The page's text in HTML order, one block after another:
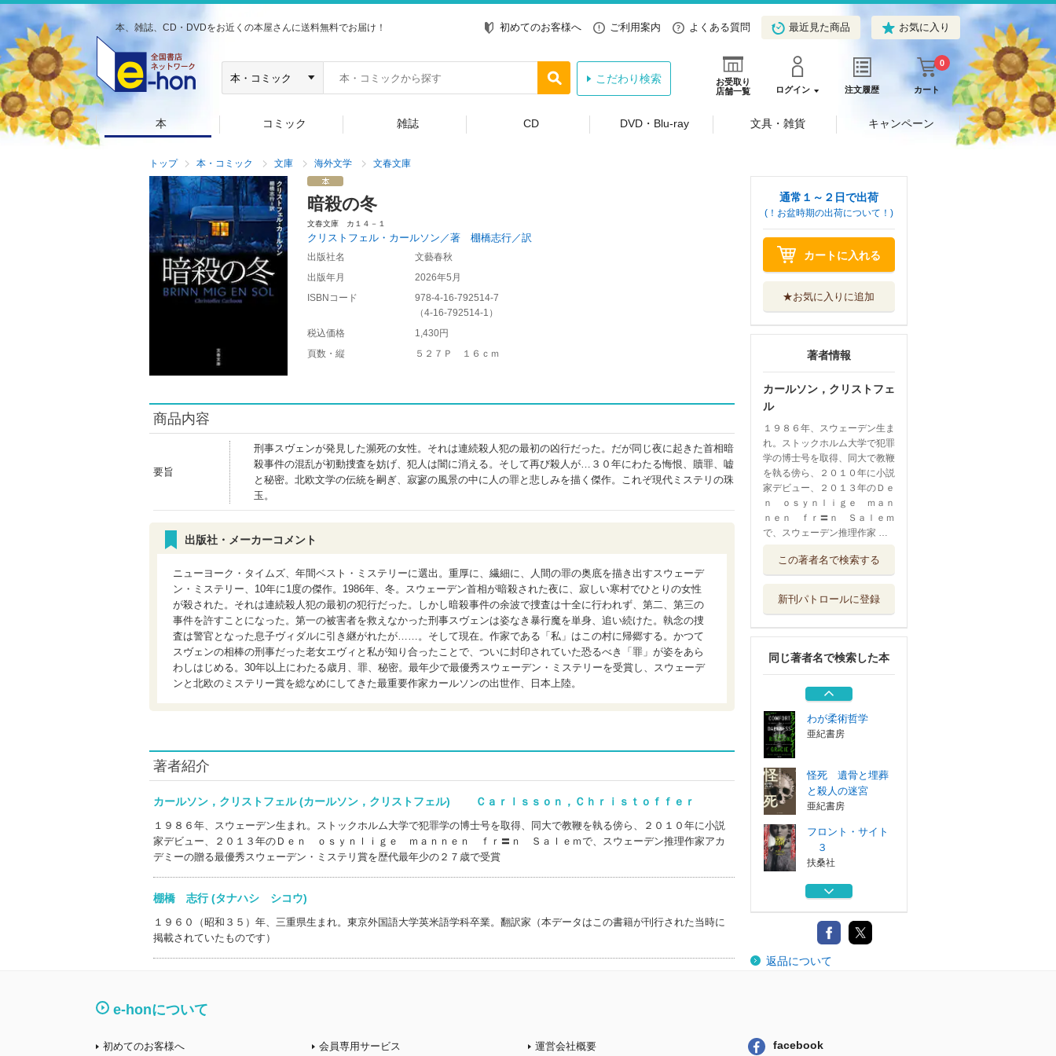
本、雑誌、CD・DVDをお近くの本屋さんに送料無料でお届け！ 初めてのお客様へ ご利用案内 よくある質問 最近見た商品 お気に入り
お受取り
店舗一覧
ログイン 注文履歴 カート
0
こだわり検索
本 コミック 雑誌 CD DVD・Blu-ray 文具・雑貨 キャンペーン
トップ 本・コミック 文庫 海外文学 文春文庫
暗殺の冬
文春文庫 カ１４－１
クリストフェル・カールソン／著 棚橋志行／訳
出版社名
文藝春秋
出版年月
2026年5月
ISBNコード
978-4-16-792514-7
（4-16-792514-1 ）
税込価格
1,430円
頁数・縦
５２７Ｐ １６ｃｍ
商品内容
要旨
刑事スヴェンが発見した瀕死の女性。それは連続殺人犯の最初の凶行だった。だが同じ夜に起きた首相暗
殺事件の混乱が初動捜査を妨げ、犯人は闇に消える。そして再び殺人が…３０年にわたる悔恨、贖罪、嘘
と秘密。北欧文学の伝統を嗣ぎ、寂寥の風景の中に人の罪と悲しみを描く傑作。これぞ現代ミステリの珠
玉。
出版社・メーカーコメント
ニューヨーク・タイムズ、年間ベスト・ミステリーに選出。重厚に、繊細に、人間の罪の奥底を描き出すスウェーデ
ン・ミステリー、10年に1度の傑作。1986年、冬。スウェーデン首相が暗殺された夜に、寂しい寒村でひとりの女性
が殺された。それは連続殺人犯の最初の犯行だった。しかし暗殺事件の余波で捜査は十全に行われず、第二、第三の
事件を許すことになった。第一の被害者を救えなかった刑事スヴェンは姿なき暴行魔を単身、追い続けた。執念の捜
査は警官となった息子ヴィダルに引き継がれたが……。そして現在。作家である「私」はこの村に帰郷する。かつて
スヴェンの相棒の刑事だった老女エヴィと私が知り合ったことで、ついに封印されていた恐るべき「罪」が姿をあら
わしはじめる。30年以上にわたる歳月、罪、秘密。最年少で最優秀スウェーデン・ミステリーを受賞し、スウェーデ
ンと北欧のミステリー賞を総なめにしてきた最重要作家カールソンの出世作、日本上陸。
著者紹介
カールソン，クリストフェル (カールソン，クリストフェル) Ｃａｒｌｓｓｏｎ，Ｃｈｒｉｓｔｏｆｆｅｒ
１９８６年、スウェーデン生まれ。ストックホルム大学で犯罪学の博士号を取得、同大で教鞭を執る傍ら、２０１０年に小説
家デビュー、２０１３年のＤｅｎ ｏｓｙｎｌｉｇｅ ｍａｎｎｅｎ ｆｒ〓ｎ Ｓａｌｅｍで、スウェーデン推理作家アカ
デミーの贈る最優秀スウェーデン・ミステリ賞を歴代最年少の２７歳で受賞
棚橋 志行 (タナハシ シコウ)
１９６０（昭和３５）年、三重県生まれ。東京外国語大学英米語学科卒業。翻訳家（本データはこの書籍が刊行された当時に
掲載されていたものです）
通常１～２日で出荷
(！お盆時期の出荷について！)
カートに入れる
★お気に入りに追加
著者情報
カールソン，クリストフェ
ル
１９８６年、スウェーデン生ま
れ。ストックホルム大学で犯罪
学の博士号を取得、同大で教鞭
を執る傍ら、２０１０年に小説
家デビュー、２０１３年のＤｅ
ｎ ｏｓｙｎｌｉｇｅ ｍａｎ
ｎｅｎ ｆｒ〓ｎ Ｓａｌｅｍ
で、スウェーデン推理作家 …
この著者名で検索する
新刊パトロールに登録
同じ著者名で検索した本
３
コルシカの幻影を
扶桑社
コルシカの幻影を
打ち破れ 上
扶桑社
わが柔術哲学
亜紀書房
怪死 遺骨と埋葬
と殺人の迷宮
亜紀書房
フロント・サイト
３
扶桑社
コルシカの幻影を
扶桑社
コルシカの幻影を
打ち破れ 上
返品について
e-honについて
初めてのお客様へ 会員専用サービス 運営会社概要 facebook